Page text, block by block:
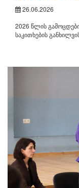
26.06.2026
2026 წლის
საკითხების